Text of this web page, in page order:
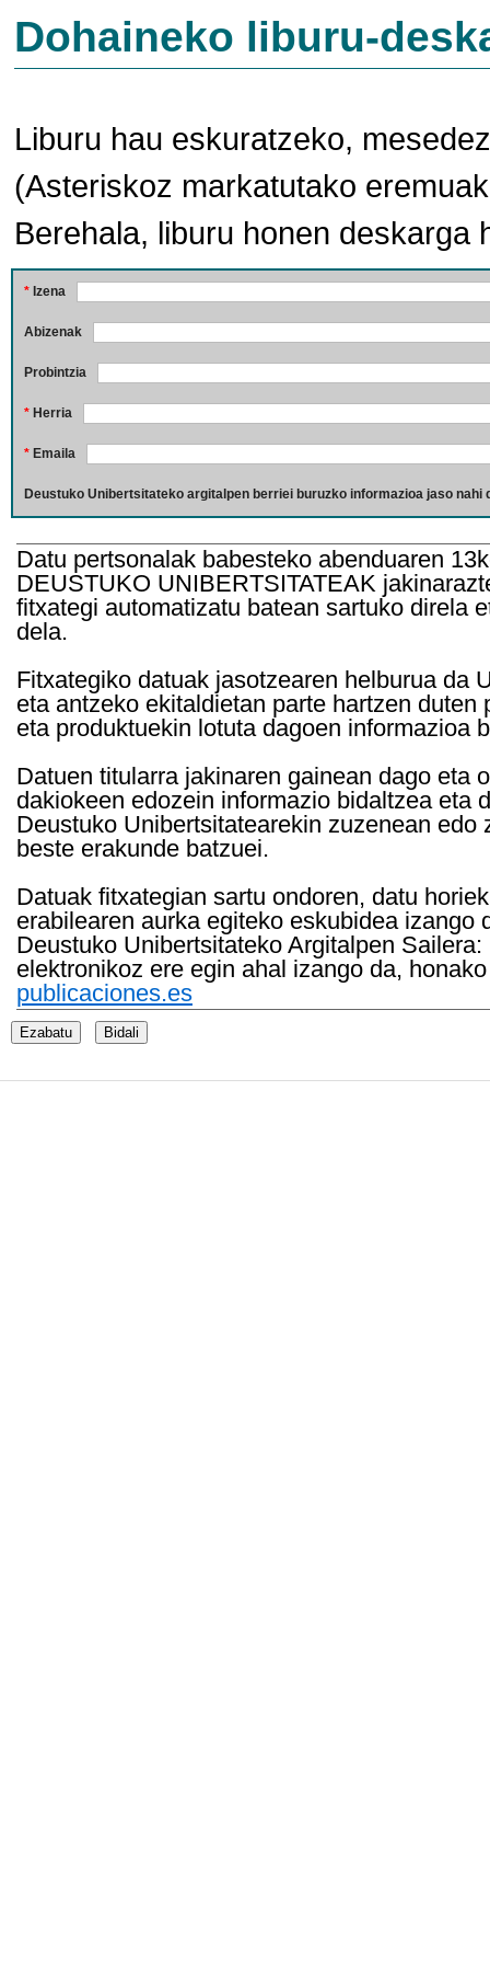
Dohaineko liburu-
Liburu hau eskuratzeko,
(Asteriskoz markatutako
Berehala, liburu honen deskarga
* Izena
Abizenak
Probintzia
* Herria
* Emaila
Deustuko Unibertsitateko argitalpen berriei buruzko informazioa jaso nahi
Datu pertsonalak babesteko abenduaren
DEUSTUKO UNIBERTSITATEAK
fitxategi automatizatu batean sartuko direla
dela.
Fitxategiko datuak jasotzearen helburua da
eta antzeko ekitaldietan parte hartzen
eta produktuekin lotuta dagoen informazioa
Datuen titularra jakinaren gainean dago eta
dakiokeen edozein informazio bidaltzea eta
Deustuko Unibertsitatearekin zuzenean
beste erakunde batzuei.
Datuak fitxategian sartu ondoren, datu
erabilearen aurka egiteko eskubidea
Deustuko Unibertsitateko Argitalpen
elektronikoz ere egin ahal izango da,
publicaciones.es
Ezabatu Bidali